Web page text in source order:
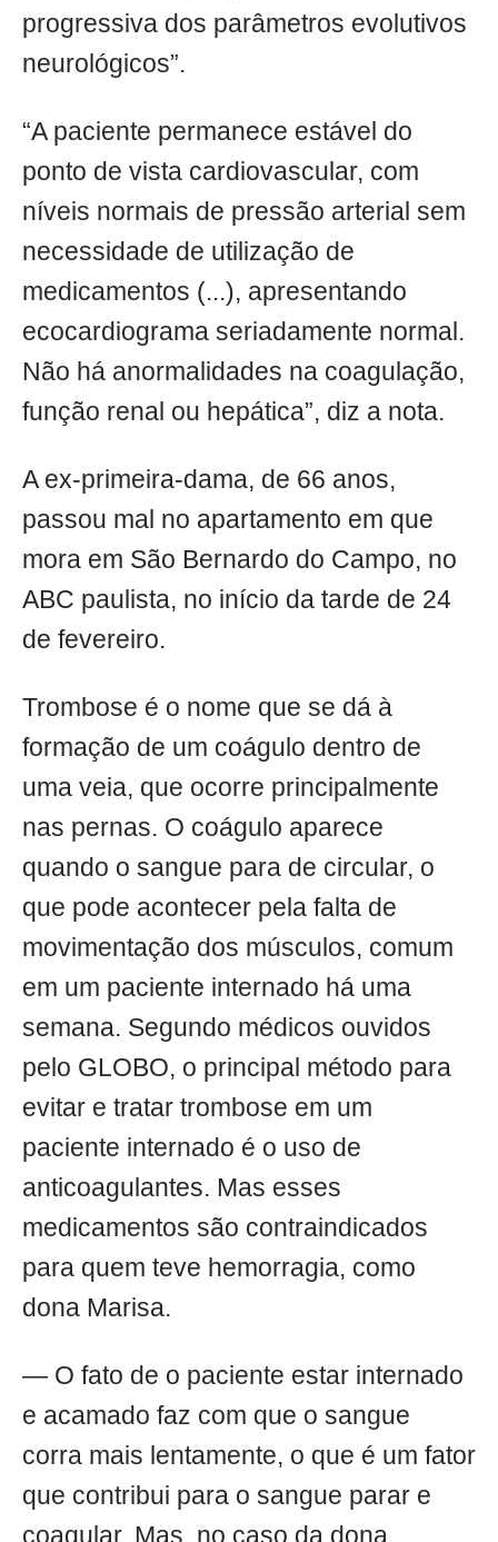
progressiva dos parâmetros evolutivos
neurológicos”.
“A paciente permanece estável do
ponto de vista cardiovascular, com
níveis normais de pressão arterial sem
necessidade de utilização de
medicamentos (...), apresentando
ecocardiograma seriadamente normal.
Não há anormalidades na coagulação,
função renal ou hepática”, diz a nota.
A ex-primeira-dama, de 66 anos,
passou mal no apartamento em que
mora em São Bernardo do Campo, no
ABC paulista, no início da tarde de 24
de fevereiro.
Trombose é o nome que se dá à
formação de um coágulo dentro de
uma veia, que ocorre principalmente
nas pernas. O coágulo aparece
quando o sangue para de circular, o
que pode acontecer pela falta de
movimentação dos músculos, comum
em um paciente internado há uma
semana. Segundo médicos ouvidos
pelo GLOBO, o principal método para
evitar e tratar trombose em um
paciente internado é o uso de
anticoagulantes. Mas esses
medicamentos são contraindicados
para quem teve hemorragia, como
dona Marisa.
— O fato de o paciente estar internado
e acamado faz com que o sangue
corra mais lentamente, o que é um fator
que contribui para o sangue parar e
coagular. Mas, no caso da dona